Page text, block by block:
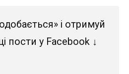
і отримуй
пости у Facebook ↓